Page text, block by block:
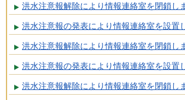
洪水注意報解除により情報連絡室を閉鎖し
洪水注意報の発表により情報連絡室を設置
洪水注意報解除により情報連絡室を閉鎖し
洪水注意報の発表により情報連絡室を設置
洪水注意報解除により情報連絡室を閉鎖し